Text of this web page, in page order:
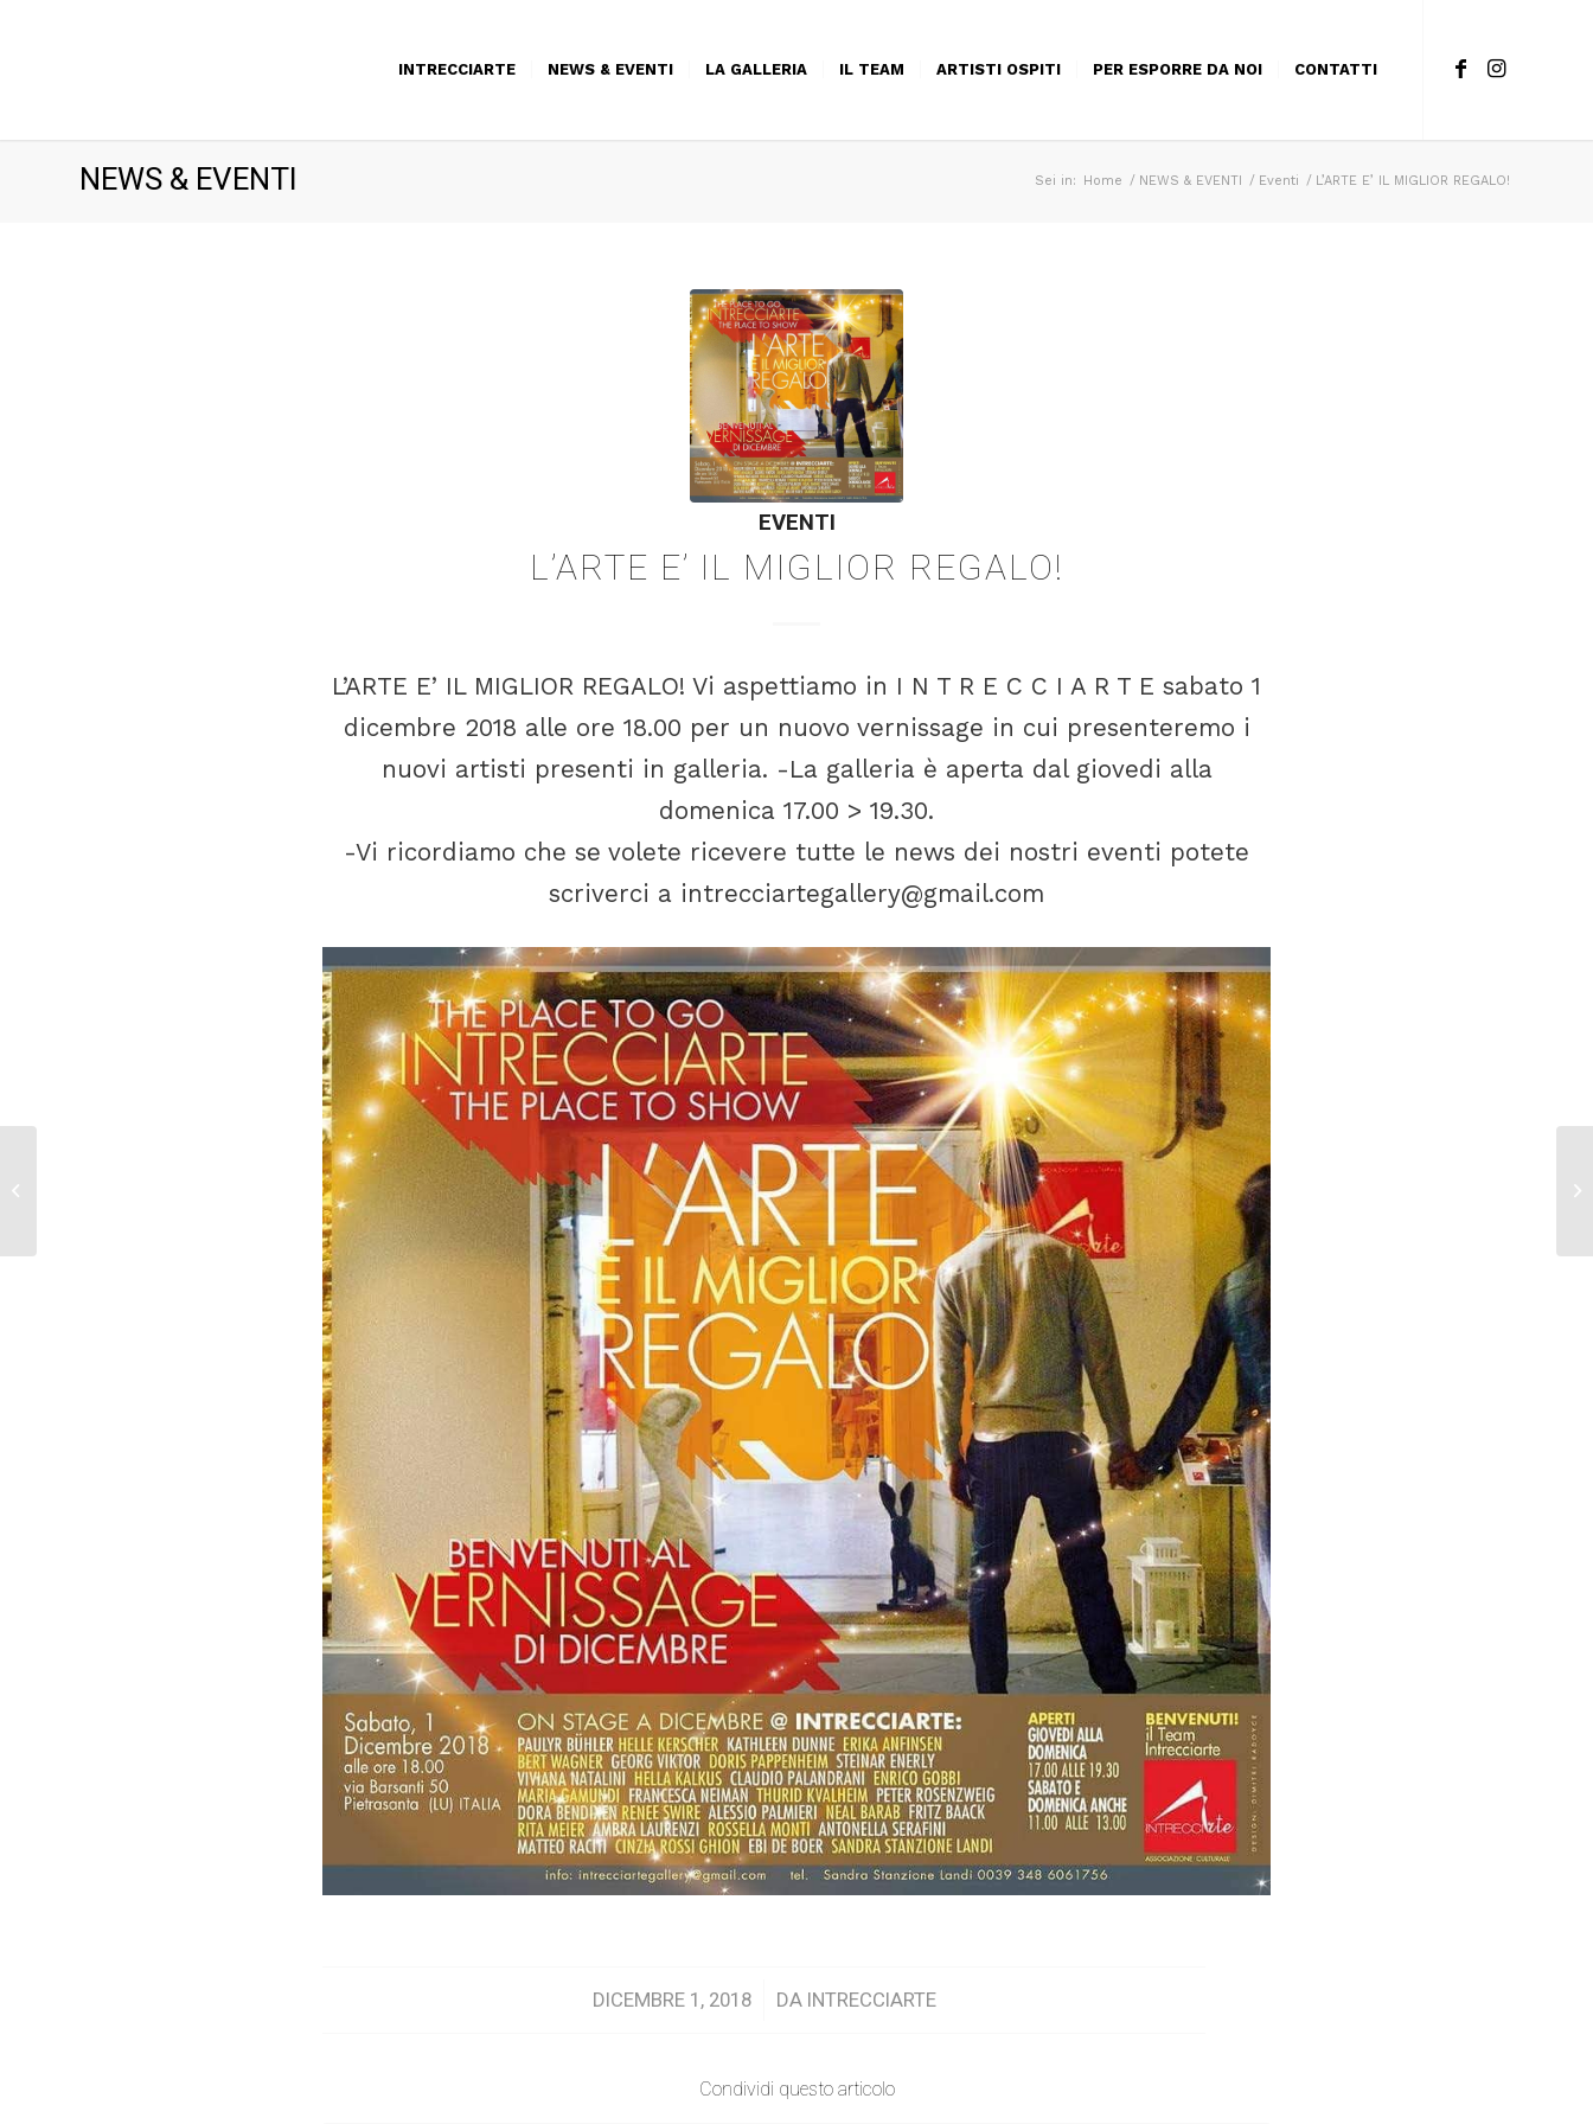
INTRECCIARTE NEWS & EVENTI LA GALLERIA IL TEAM ARTISTI OSPITI PER ESPORRE DA NOI CONTATTI
NEWS & EVENTI Sei in: Home / NEWS & EVENTI / Eventi / L’ARTE E’ IL MIGLIOR REGALO!
EVENTI
L’ARTE E’ IL MIGLIOR REGALO!
L’ARTE E’ IL MIGLIOR REGALO! Vi aspettiamo in I N T R E C C I A R T E sabato 1
dicembre 2018 alle ore 18.00 per un nuovo vernissage in cui presenteremo i
nuovi artisti presenti in galleria. -La galleria è aperta dal giovedi alla
domenica 17.00 > 19.30.
-Vi ricordiamo che se volete ricevere tutte le news dei nostri eventi potete
scriverci a intrecciartegallery@gmail.com
DICEMBRE 1, 2018
/ DA INTRECCIARTE
Condividi questo articolo